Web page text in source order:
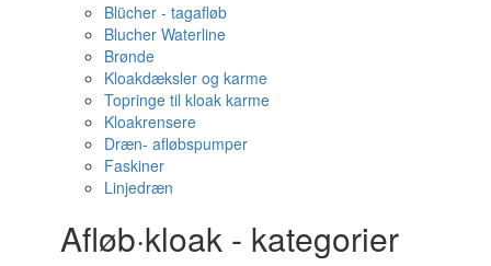
Blücher - tagafløb
Blucher Waterline
Brønde
Kloakdæksler og karme
Topringe til kloak karme
Kloakrensere
Dræn- afløbspumper
Faskiner
Linjedræn
Afløb·kloak - kategorier